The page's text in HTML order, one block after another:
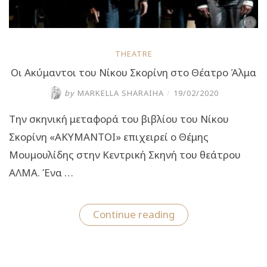
THEATRE
Οι Ακύμαντοι του Νίκου Σκορίνη στο Θέατρο Άλμα
by MARKELLA SHARAIHA / 19/02/2020
Την σκηνική μεταφορά του βιβλίου του Νίκου
Σκορίνη «ΑΚΥΜΑΝΤΟΙ» επιχειρεί ο Θέμης
Μουμουλίδης στην Κεντρική Σκηνή του θεάτρου
ΑΛΜΑ. Ένα …
Continue reading“Οι
Ακύμαντοι